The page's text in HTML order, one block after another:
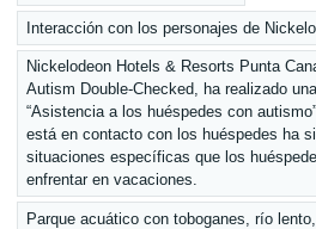
Interacción con los personajes de
Nickelodeon Hotels & Resorts Punta
Autism Double-Checked, ha realizado
“Asistencia a los huéspedes con
está en contacto con los huéspedes ha
situaciones específicas que los
enfrentar en vacaciones.
Parque acuático con toboganes, río